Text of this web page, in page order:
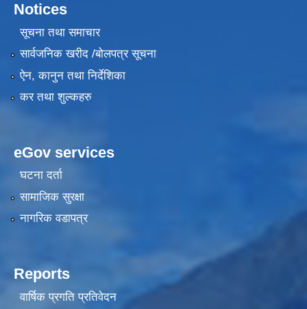
Notices
सूचना तथा समाचार
सार्वजनिक खरीद /बोलपत्र सूचना
ऐन, कानुन तथा निर्देशिका
कर तथा शुल्कहरु
eGov services
घटना दर्ता
सामाजिक सुरक्षा
नागरिक वडापत्र
Reports
वार्षिक प्रगति प्रतिवेदन